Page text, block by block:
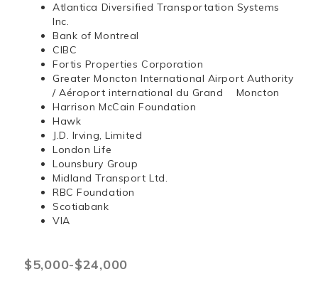
Atlantica Diversified Transportation Systems
Inc.
Bank of Montreal
CIBC
Fortis Properties Corporation
Greater Moncton International Airport Authority
/ Aéroport international du Grand Moncton
Harrison McCain Foundation
Hawk
J.D. Irving, Limited
London Life
Lounsbury Group
Midland Transport Ltd.
RBC Foundation
Scotiabank
VIA
$5,000-$24,000